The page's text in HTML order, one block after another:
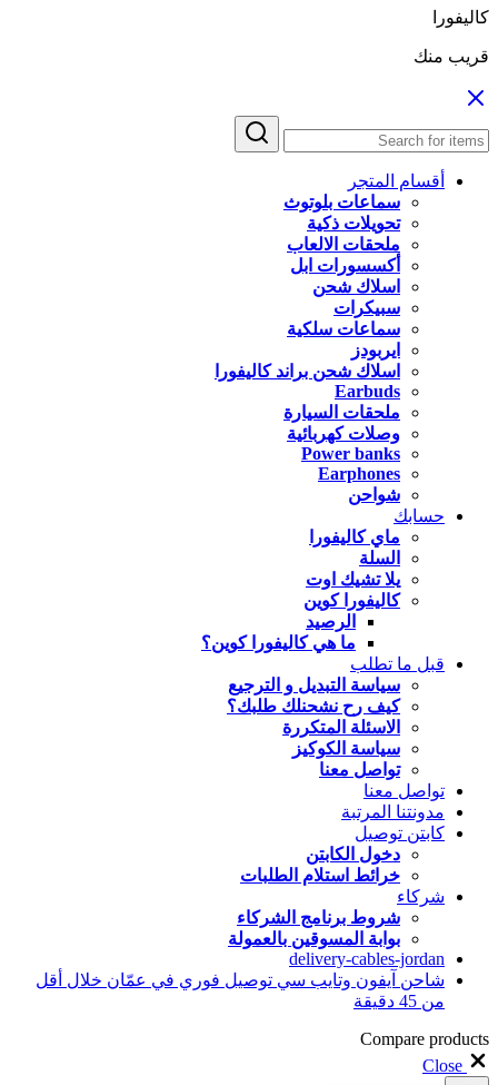
كاليفورا
قريب منك
أقسام المتجر
سماعات بلوتوث
تحويلات ذكية
ملحقات الالعاب
أكسسورات ابل
اسلاك شحن
سبيكرات
سماعات سلكية
ايربودز
اسلاك شحن براند كاليفورا
Earbuds
ملحقات السيارة
وصلات كهربائية
Power banks
Earphones
شواحن
حسابك
ماي كاليفورا
السلة
يلا تشيك اوت
كاليفورا كوين
الرصيد
ما هي كاليفورا كوين؟
قبل ما تطلب
سياسة التبديل و الترجيع
كيف رح نشحنلك طلبك؟
الاسئلة المتكررة
سياسة الكوكيز
تواصل معنا
تواصل معنا
مدونتنا المرتبة
كابتن توصيل
دخول الكابتن
خرائط استلام الطلبات
شركاء
شروط برنامج الشركاء
بوابة المسوقين بالعمولة
delivery-cables-jordan
شاحن آيفون وتايب سي توصيل فوري في عمّان خلال أقل
من 45 دقيقة
Compare products
Close